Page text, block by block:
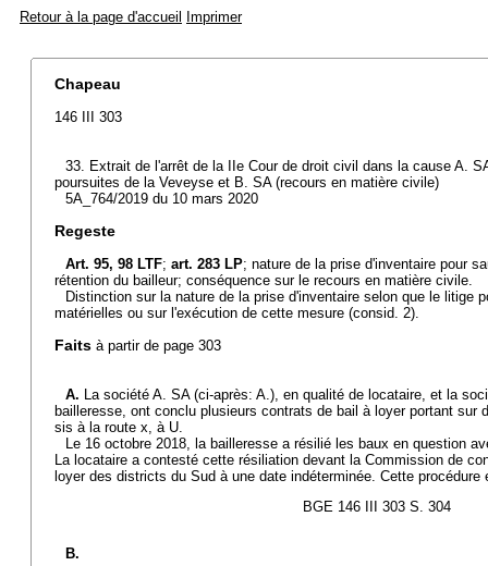
Retour à la page d'accueil Imprimer
Chapeau
146 III 303
33. Extrait de l'arrêt de la IIe Cour de droit civil dans la cause A.
poursuites de la Veveyse et B. SA (recours en matière civile)
5A_764/2019 du 10 mars 2020
Regeste
Art. 95, 98 LTF; art. 283 LP; nature de la prise d'inventaire pour
rétention du bailleur; conséquence sur le recours en matière civile.
Distinction sur la nature de la prise d'inventaire selon que le litige
matérielles ou sur l'exécution de cette mesure (consid. 2).
Faits à partir de page 303
A. La société A. SA (ci-après: A.), en qualité de locataire, et la
bailleresse, ont conclu plusieurs contrats de bail à loyer portant sur
sis à la route x, à U.
Le 16 octobre 2018, la bailleresse a résilié les baux en question
La locataire a contesté cette résiliation devant la Commission de
loyer des districts du Sud à une date indéterminée. Cette procédure
BGE 146 III 303 S. 304
B.